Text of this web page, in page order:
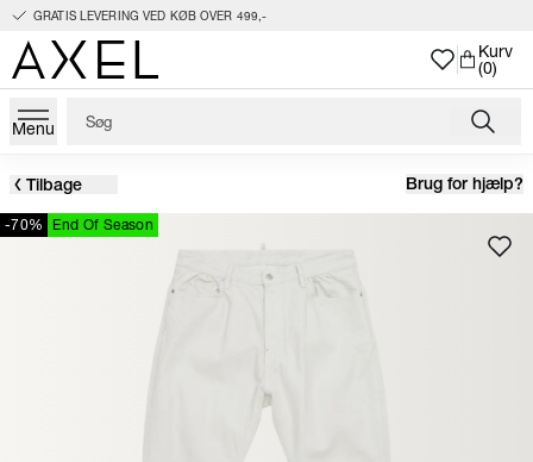
GRATIS LEVERING VED KØB OVER 499,-
Kurv
(0)
Menu
Tilbage Brug for hjælp?
-70% End Of Season